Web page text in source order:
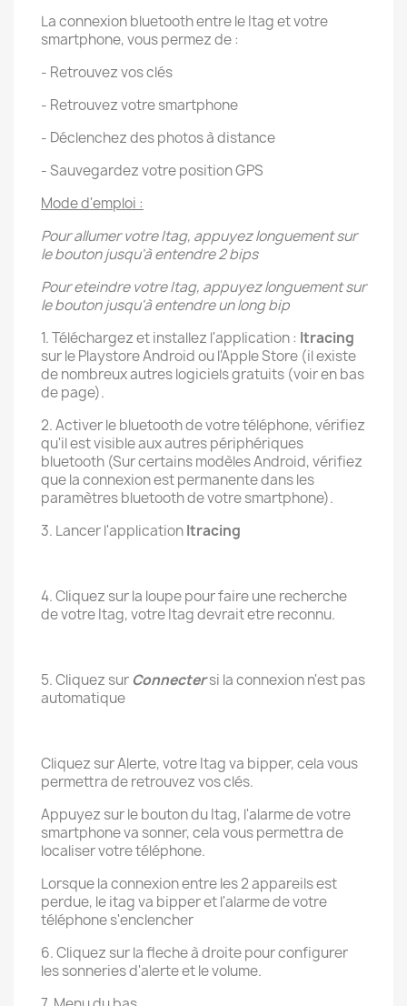
La connexion bluetooth entre le Itag et votre
smartphone, vous permez de :
- Retrouvez vos clés
- Retrouvez votre smartphone
- Déclenchez des photos à distance
- Sauvegardez votre position GPS
Mode d'emploi :
Pour allumer votre Itag, appuyez longuement sur
le bouton jusqu'à entendre 2 bips
Pour eteindre votre Itag, appuyez longuement sur
le bouton jusqu'à entendre un long bip
1. Téléchargez et installez l'application : Itracing
sur le Playstore Android ou l'Apple Store (il existe
de nombreux autres logiciels gratuits (voir en bas
de page).
2. Activer le bluetooth de votre téléphone, vérifiez
qu'il est visible aux autres périphériques
bluetooth (Sur certains modèles Android, vérifiez
que la connexion est permanente dans les
paramètres bluetooth de votre smartphone).
3. Lancer l'applicationItracing
4. Cliquez sur la loupe pour faire une recherche
de votre Itag, votre Itag devrait etre reconnu.
5. Cliquez sur Connectersi la connexion n'est pas
automatique
Cliquez sur Alerte, votre Itag va bipper, cela vous
permettra de retrouvez vos clés.
Appuyez sur le bouton du Itag, l'alarme de votre
smartphone va sonner, cela vous permettra de
localiser votre téléphone.
Lorsque la connexion entre les 2 appareils est
perdue, le itag va bipper et l'alarme de votre
téléphone s'enclencher
6. Cliquez sur la fleche à droite pour configurer
les sonneries d'alerte et le volume.